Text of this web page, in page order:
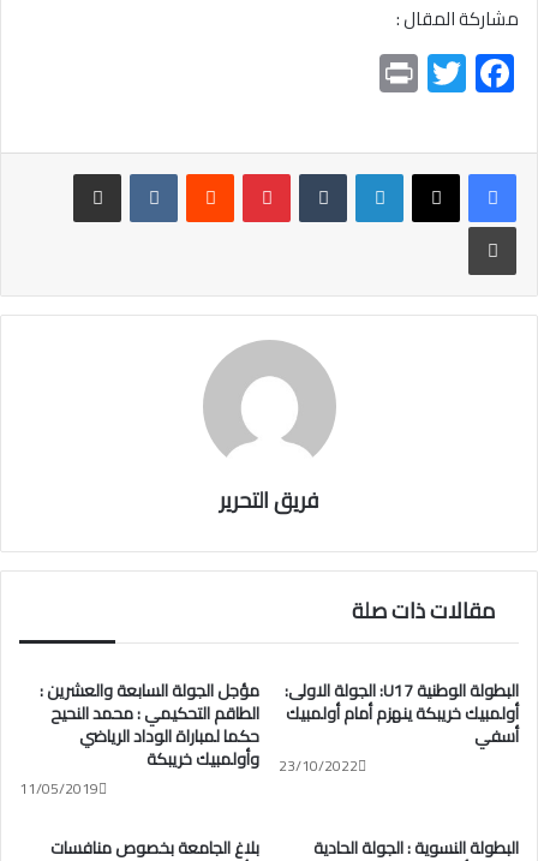
مشاركة المقال :
F
ac
e
b
o
ok
T
wi
tt
er
t
لينكدإن بينتيريست
مشاركة عبر البريد
طباعة
فريق التحرير
مقالات ذات صلة
مؤجل الجولة السابعة والعشرين :
الطاقم التحكيمي : محمد النحيح
حكما لمباراة الوداد الرياضي
وأولمبيك خريبكة
11/05/2019
البطولة الوطنية U17: الجولة الاولى:
أولمبيك خريبكة ينهزم أمام أولمبيك
أسفي
23/10/2022
بلاغ الجامعة بخصوص منافسات البطولة النسوية : الجولة الحادية